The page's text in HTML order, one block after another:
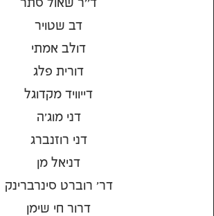
ד''ר שאול סתר
דב שטויר
דולב אמתי
דורית פלג
דייוויד מקדוגל
דני מוג'ה
דני רוזנברג
דניאל מן
דר' רוברט סינרברינק
דרור חי שימן